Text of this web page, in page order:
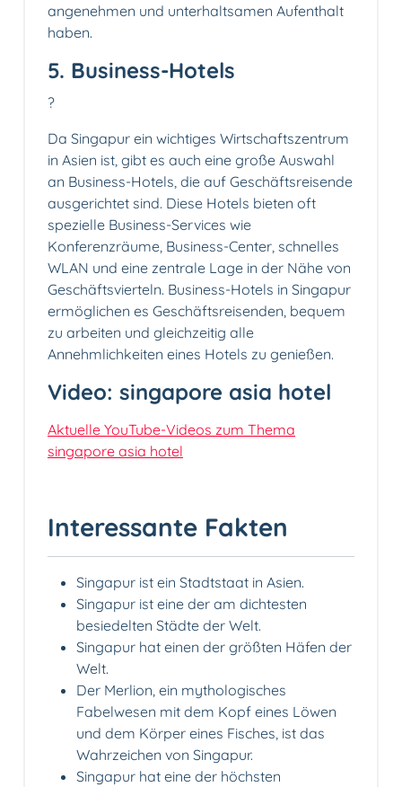
angenehmen und unterhaltsamen Aufenthalt
haben.
5. Business-Hotels
?
Da Singapur ein wichtiges Wirtschaftszentrum
in Asien ist, gibt es auch eine große Auswahl
an Business-Hotels, die auf Geschäftsreisende
ausgerichtet sind. Diese Hotels bieten oft
spezielle Business-Services wie
Konferenzräume, Business-Center, schnelles
WLAN und eine zentrale Lage in der Nähe von
Geschäftsvierteln. Business-Hotels in Singapur
ermöglichen es Geschäftsreisenden, bequem
zu arbeiten und gleichzeitig alle
Annehmlichkeiten eines Hotels zu genießen.
Video: singapore asia hotel
Aktuelle YouTube-Videos zum Thema
singapore asia hotel
Interessante Fakten
Singapur ist ein Stadtstaat in Asien.
Singapur ist eine der am dichtesten
besiedelten Städte der Welt.
Singapur hat einen der größten Häfen der
Welt.
Der Merlion, ein mythologisches
Fabelwesen mit dem Kopf eines Löwen
und dem Körper eines Fisches, ist das
Wahrzeichen von Singapur.
Singapur hat eine der höchsten